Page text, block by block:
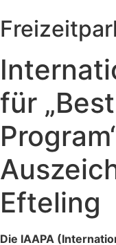
für
Efteling
Die IAAPA